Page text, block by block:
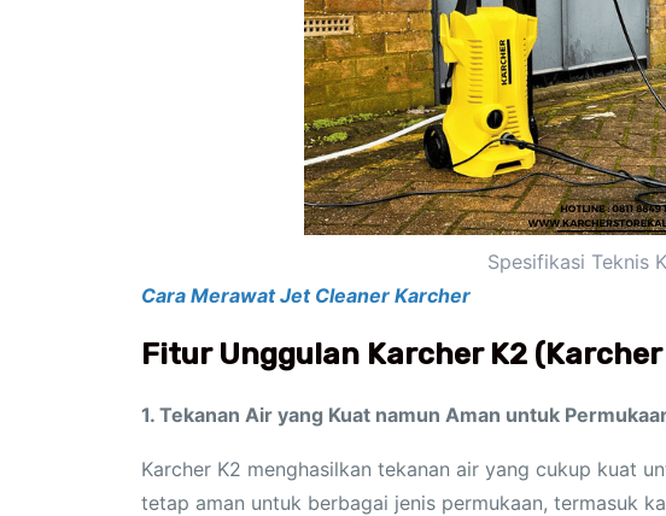
Spesifikasi Teknis
Cara Merawat Jet Cleaner Karcher
Fitur Unggulan Karcher K2
1. Tekanan Air yang Kuat namun Aman untuk
Karcher K2 menghasilkan tekanan air yang cukup kuat
tetap aman untuk berbagai jenis permukaan, termasuk